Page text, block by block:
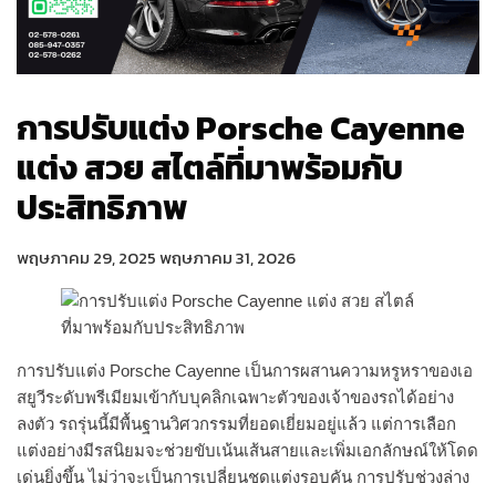
การปรับแต่ง Porsche Cayenne
แต่ง สวย สไตล์ที่มาพร้อมกับ
ประสิทธิภาพ
พฤษภาคม 29, 2025พฤษภาคม 31, 2026
การปรับแต่ง Porsche Cayenne เป็นการผสานความหรูหราของเอ
สยูวีระดับพรีเมียมเข้ากับบุคลิกเฉพาะตัวของเจ้าของรถได้อย่าง
ลงตัว รถรุ่นนี้มีพื้นฐานวิศวกรรมที่ยอดเยี่ยมอยู่แล้ว แต่การเลือก
แต่งอย่างมีรสนิยมจะช่วยขับเน้นเส้นสายและเพิ่มเอกลักษณ์ให้โดด
เด่นยิ่งขึ้น ไม่ว่าจะเป็นการเปลี่ยนชุดแต่งรอบคัน การปรับช่วงล่าง